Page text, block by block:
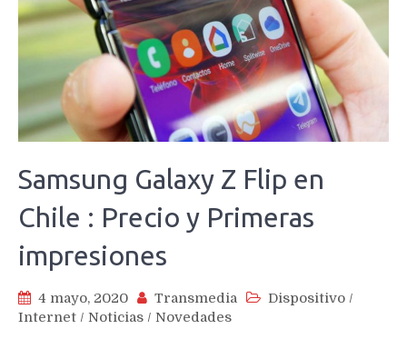
Samsung Galaxy Z Flip en
Chile : Precio y Primeras
impresiones
4 mayo, 2020 Transmedia Dispositivo /
Internet / Noticias / Novedades